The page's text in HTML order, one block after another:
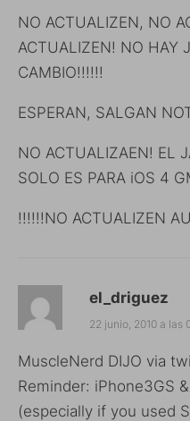
NO ACTUALIZEN, NO
ACTUALIZEN! NO HAY
CAMBIO!!!!!!
ESPERAN, SALGAN
NO ACTUALIZAEN! EL
SOLO ES PARA iOS 4
!!!!!!NO ACTUALIZEN
el_driguez
22 junio, 2010 a las
MuscleNerd DIJO via
Reminder: iPhone3GS
(especially if you used